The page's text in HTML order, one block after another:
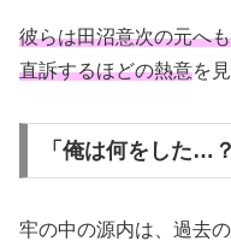
彼らは田沼意次の元へ
直訴するほどの熱意を
「俺は何をした…
牢の中の源内は、過去